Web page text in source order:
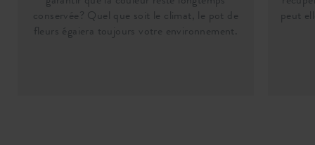
EAN
8711904228842
conservée? Quel que soit le climat, le pot de
fleurs égaiera toujours votre environnement.
peut